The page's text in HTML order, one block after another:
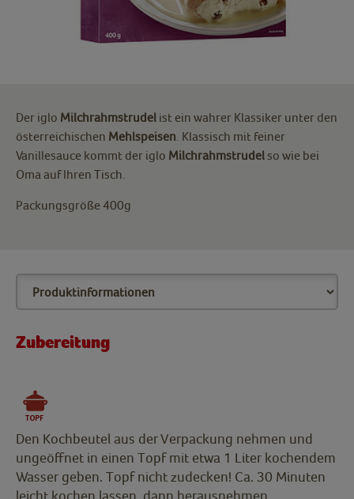
Der iglo Milchrahmstrudel ist ein wahrer Klassiker unter den
österreichischen Mehlspeisen . Klassisch mit feiner
Vanillesauce kommt der iglo Milchrahmstrudel so wie bei
Oma auf Ihren Tisch.
Packungsgröße 400g
Zubereitung
Den Kochbeutel aus der Verpackung nehmen und
ungeöffnet in einen Topf mit etwa 1 Liter kochendem
Wasser geben. Topf nicht zudecken! Ca. 30 Minuten